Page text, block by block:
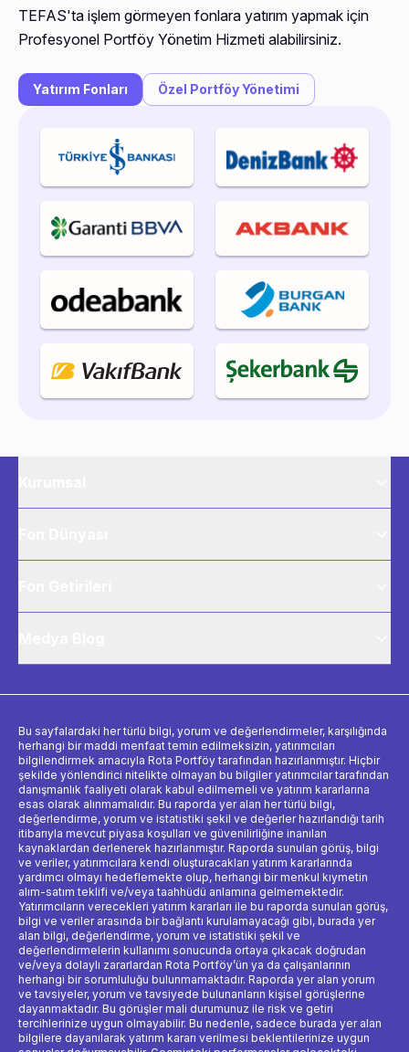
TEFAS'ta işlem görmeyen fonlara yatırım yapmak için
Profesyonel Portföy Yönetim Hizmeti alabilirsiniz.
Yatırım Fonları Özel Portföy Yönetimi
Bu sayfalardaki her türlü bilgi, yorum ve değerlendirmeler, karşılığında
herhangi bir maddi menfaat temin edilmeksizin, yatırımcıları
bilgilendirmek amacıyla Rota Portföy tarafından hazırlanmıştır. Hiçbir
şekilde yönlendirici nitelikte olmayan bu bilgiler yatırımcılar tarafından
danışmanlık faaliyeti olarak kabul edilmemeli ve yatırım kararlarına
esas olarak alınmamalıdır. Bu raporda yer alan her türlü bilgi,
değerlendirme, yorum ve istatistiki şekil ve değerler hazırlandığı tarih
itibarıyla mevcut piyasa koşulları ve güvenilirliğine inanılan
kaynaklardan derlenerek hazırlanmıştır. Raporda sunulan görüş, bilgi
ve veriler, yatırımcılara kendi oluşturacakları yatırım kararlarında
yardımcı olmayı hedeflemekte olup, herhangi bir menkul kıymetin
alım-satım teklifi ve/veya taahhüdü anlamına gelmemektedir.
Yatırımcıların verecekleri yatırım kararları ile bu raporda sunulan görüş,
bilgi ve veriler arasında bir bağlantı kurulamayacağı gibi, burada yer
alan bilgi, değerlendirme, yorum ve istatistiki şekil ve
değerlendirmelerin kullanımı sonucunda ortaya çıkacak doğrudan
ve/veya dolaylı zararlardan Rota Portföy’ün ya da çalışanlarının
herhangi bir sorumluluğu bulunmamaktadır. Raporda yer alan yorum
ve tavsiyeler, yorum ve tavsiyede bulunanların kişisel görüşlerine
dayanmaktadır. Bu görüşler mali durumunuz ile risk ve getiri
tercihlerinize uygun olmayabilir. Bu nedenle, sadece burada yer alan
bilgilere dayanılarak yatırım kararı verilmesi beklentilerinize uygun